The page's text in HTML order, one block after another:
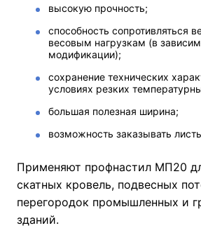
высокую прочность;
способность сопротивляться
весовым нагрузкам (в
модификации);
сохранение технических
условиях резких
большая полезная ширина;
возможность заказывать
Применяют профнастил МП20
скатных кровель, подвесных
перегородок промышленных и
зданий.